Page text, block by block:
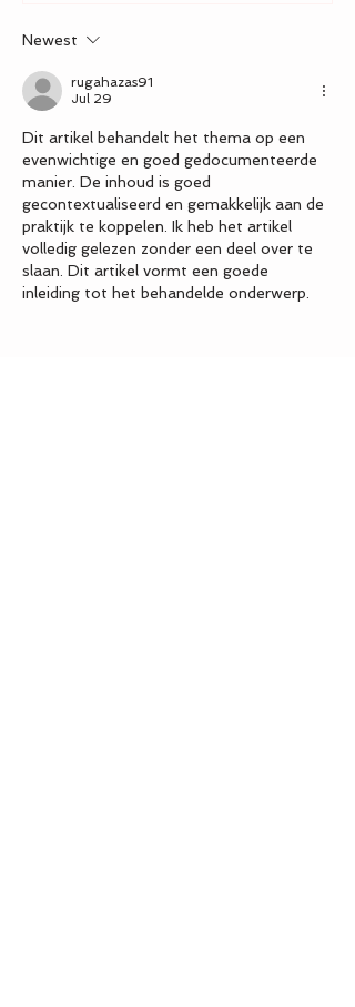
Newest
rugahazas91
Jul 29
Dit artikel behandelt het thema op een
evenwichtige en goed gedocumenteerde
manier. De inhoud is goed
gecontextualiseerd en gemakkelijk aan de
praktijk te koppelen. Ik heb het artikel
volledig gelezen zonder een deel over te
slaan. Dit artikel vormt een goede
inleiding tot het behandelde onderwerp.